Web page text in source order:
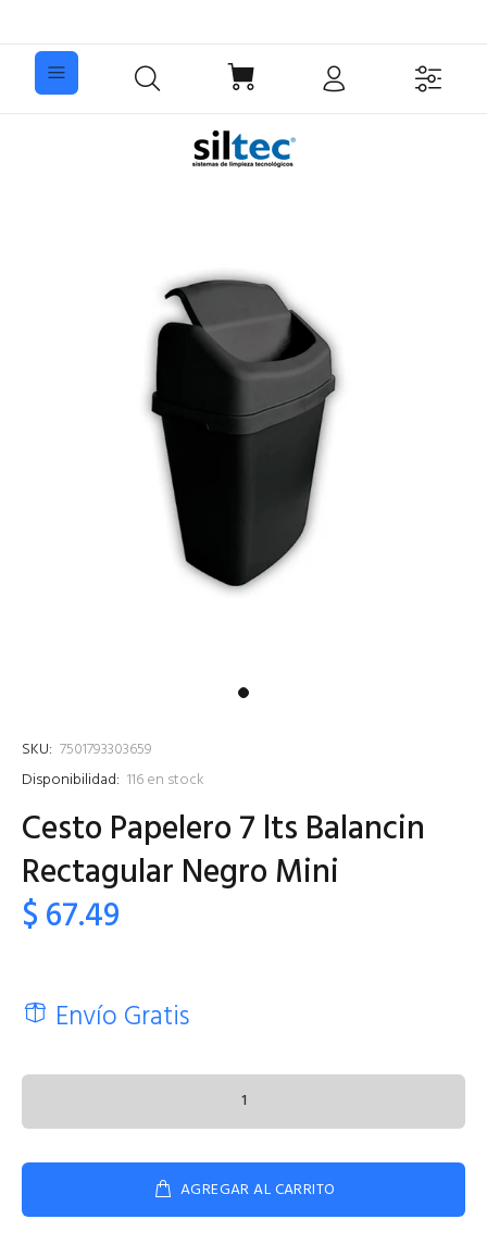
SKU: 7501793303659
Disponibilidad: 116en stock
Cesto Papelero 7 lts Balancin
Rectagular Negro Mini
$ 67.49
Envío Gratis
AGREGAR AL CARRITO